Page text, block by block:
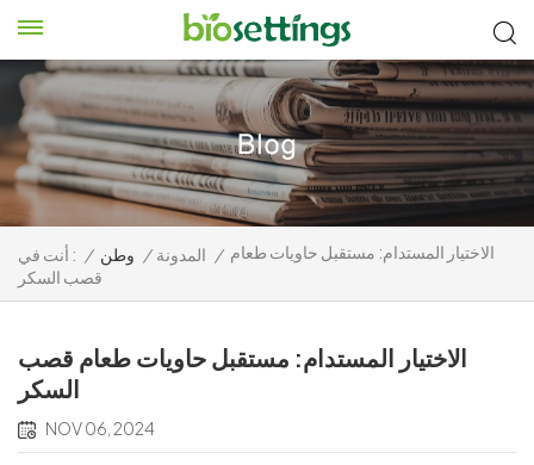
أنت في : / وطن / المدونة / الاختيار المستدام: مستقبل حاويات طعام
قصب السكر
الاختيار المستدام: مستقبل حاويات طعام قصب
السكر
NOV 06, 2024